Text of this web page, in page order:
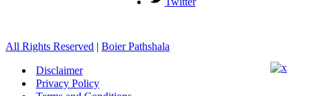
All Rights Reserved | Boier Pathshala
Disclaimer
Privacy Policy